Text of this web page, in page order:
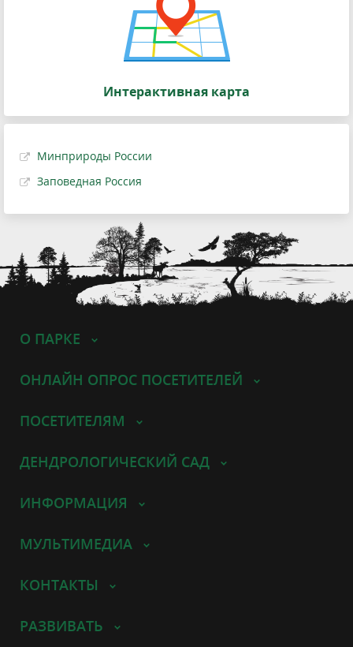
Интерактивная карта
Минприроды России
Заповедная Россия
О ПАРКЕ
ОНЛАЙН ОПРОС ПОСЕТИТЕЛЕЙ
ПОСЕТИТЕЛЯМ
ДЕНДРОЛОГИЧЕСКИЙ САД
ИНФОРМАЦИЯ
МУЛЬТИМЕДИА
КОНТАКТЫ
РАЗВИВАТЬ